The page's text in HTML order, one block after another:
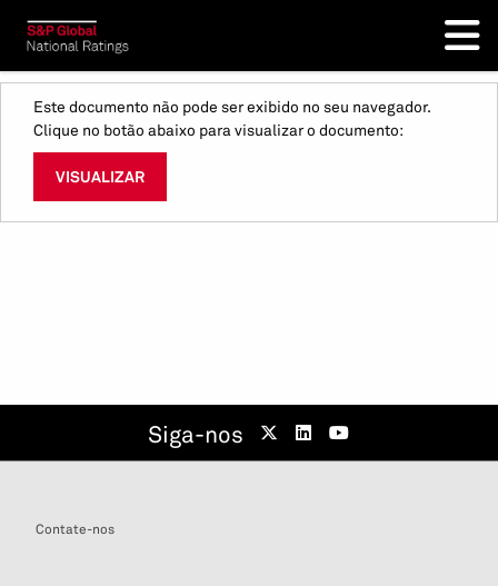
Este documento não pode ser exibido no seu navegador.
Clique no botão abaixo para visualizar o documento:
VISUALIZAR
Siga-nos
Contate-nos